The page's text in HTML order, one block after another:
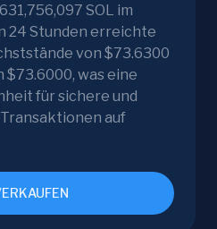
SOL im
24 Stunden erreichte
von $73.6300
was eine
für sichere und
auf